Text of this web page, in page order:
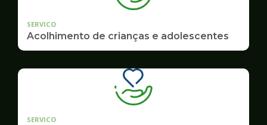
SERVICO
Acolhimento de crianças e adolescentes
SERVICO